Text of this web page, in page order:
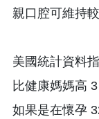
親口腔可維持較
美國統計資料
比健康媽媽高
如果是在懷孕